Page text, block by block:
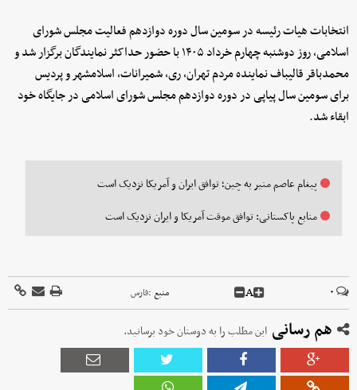
انتخابات هیات رئیسه در سومین سال دوره دوازدهم فعالیت مجلس شورای
اسلامی، روز دوشنبه چهارم خرداد ۱۴۰۵ با حضور حداکثر نمایندگان برگزار شد و
محمدباقر قالیباف نماینده مردم تهران، ری، شمیرانات، اسلامشهر و پردیس
برای سومین سال پیاپی در دوره دوازدهم مجلس شورای اسلامی در جایگاه خود
ابقاء شد.
پیغام عاصم منیر به چین؛ توافق ایران و آمریکا نزدیک است
منابع پاکستانی: توافق موقت آمریکا و ایران نزدیک است
۰ A منبع :فارس
هم رسانی این مطلب را به دوستان خود برسانید.